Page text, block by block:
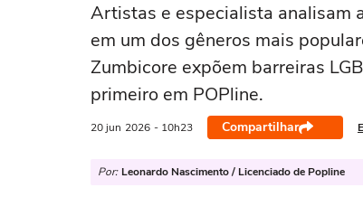
Artistas e especialista analisam
em um dos gêneros mais
Zumbicore expõem barreiras
primeiro em POPline.
20 jun 2026 - 10h23 Compartilhar
Por: Leonardo Nascimento / Licenciado de Popline